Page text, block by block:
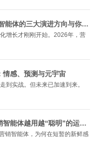
展望2026：营销操盘智能体的三大演进方向与你的行动清单
增长才刚刚开始。2026年，营
情感、预测与元宇宙
到实战。但未来已加速到来。
上线只是开始！让营销智能体越用越“聪明”的运营心法
销智能体，为何在短暂的新鲜感